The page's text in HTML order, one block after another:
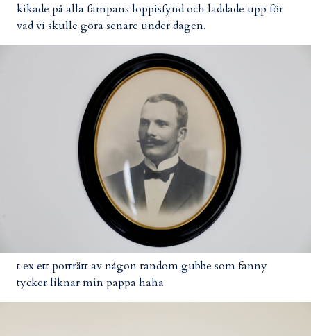
kikade på alla fampans loppisfynd och laddade upp för
vad vi skulle göra senare under dagen.
t ex ett porträtt av någon random gubbe som fanny
tycker liknar min pappa haha